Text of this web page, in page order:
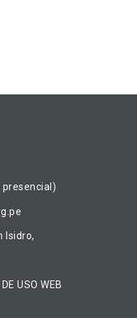
Isidro,
USO WEB